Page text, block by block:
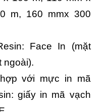
m, 160 mmx 300
Face In (mặt
ngoài).
với mực in mã
giấy in mã vạch